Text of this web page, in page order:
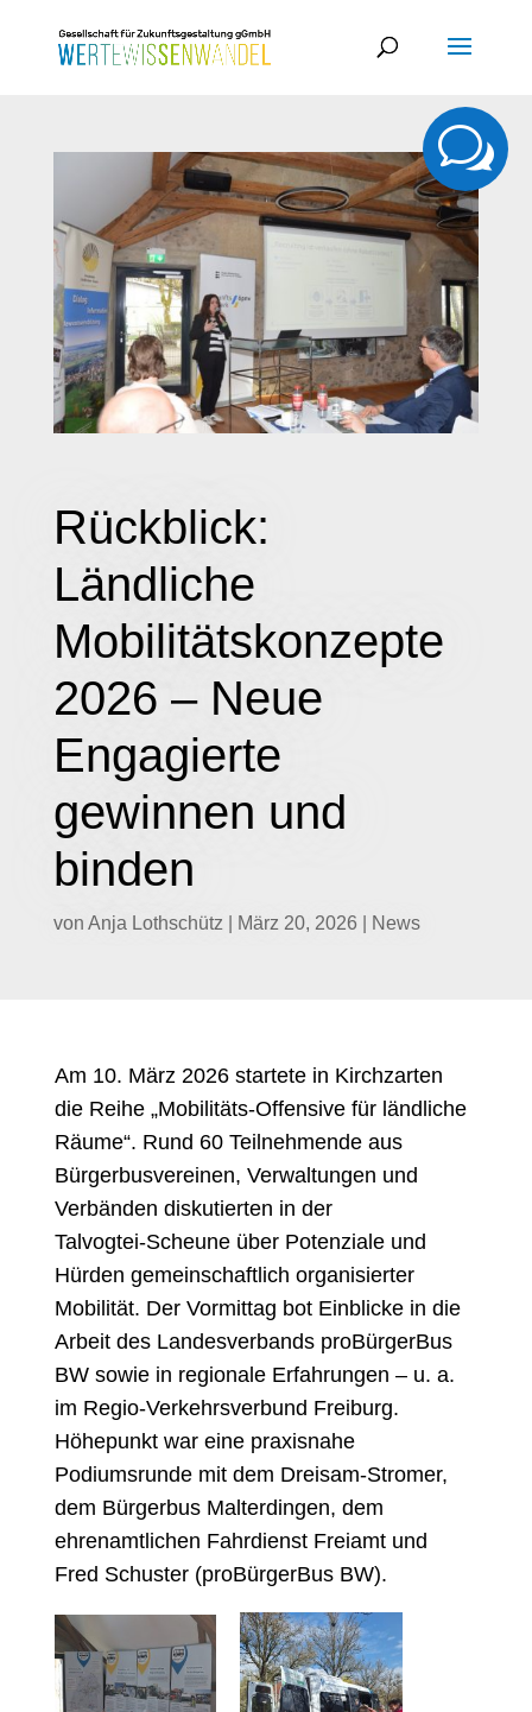
Rückblick:
Ländliche
Mobilitätskonzepte
2026 – Neue
Engagierte
gewinnen und
binden
von Anja Lothschütz| März 20, 2026 News
Am 10. März 2026 startete in Kirchzarten
die Reihe „Mobilitäts‑Offensive für ländliche
Räume“. Rund 60 Teilnehmende aus
Bürgerbusvereinen, Verwaltungen und
Verbänden diskutierten in der
Talvogtei‑Scheune über Potenziale und
Hürden gemeinschaftlich organisierter
Mobilität. Der Vormittag bot Einblicke in die
Arbeit des Landesverbands proBürgerBus
BW sowie in regionale Erfahrungen – u. a.
im Regio‑Verkehrsverbund Freiburg.
Höhepunkt war eine praxisnahe
Podiumsrunde mit dem Dreisam‑Stromer,
dem Bürgerbus Malterdingen, dem
ehrenamtlichen Fahrdienst Freiamt und
Fred Schuster (proBürgerBus BW).
w